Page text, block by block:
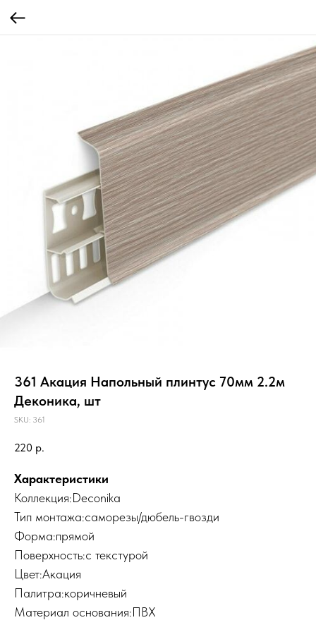
361 Акация Напольный плинтус 70мм 2.2м
Деконика, шт
SKU: 361
220 р.
Характеристики
Коллекция:Deconika
Тип монтажа:саморезы/дюбель-гвозди
Форма:прямой
Поверхность:с текстурой
Цвет:Акация
Палитра:коричневый
Материал основания:ПВХ